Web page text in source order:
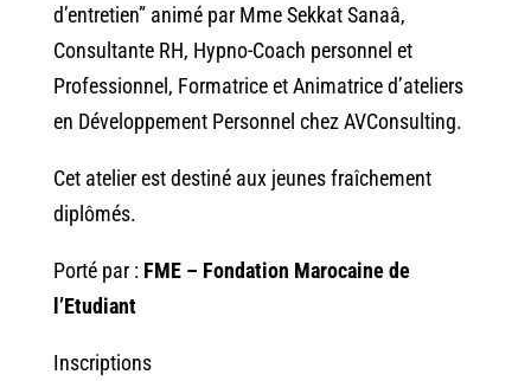
d’entretien” animé par Mme Sekkat Sanaâ,
Consultante RH, Hypno-Coach personnel et
Professionnel, Formatrice et Animatrice d’ateliers
en Développement Personnel chez AVConsulting.
Cet atelier est destiné aux jeunes fraîchement
diplômés.
Porté par : FME – Fondation Marocaine de
l’Etudiant
Inscriptions